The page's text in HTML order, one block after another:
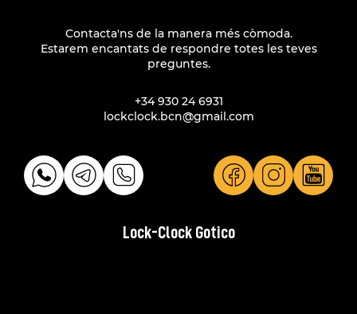
Contacta'ns de la manera més còmoda.
Estarem encantats de respondre totes les teves
preguntes.
+34 930 24 6931
lockclock.bcn@gmail.com
Lock-Clock Gotico